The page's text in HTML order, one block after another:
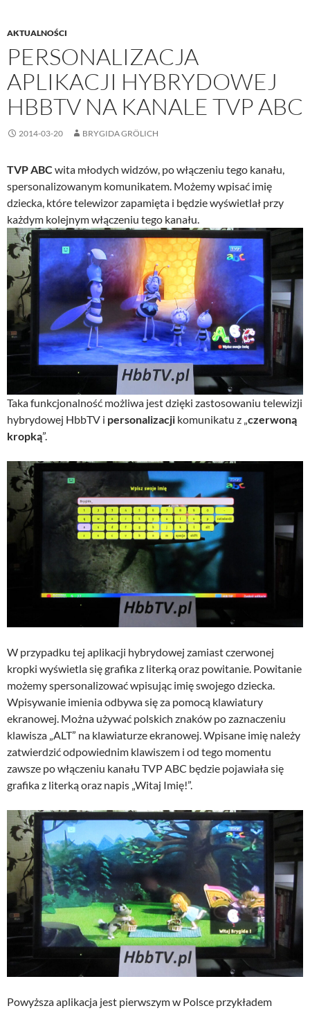
AKTUALNOŚCI
PERSONALIZACJA
APLIKACJI HYBRYDOWEJ
HBBTV NA KANALE TVP ABC
2014-03-20 BRYGIDA GRÖLICH
TVP ABC wita młodych widzów, po włączeniu tego kanału,
spersonalizowanym komunikatem. Możemy wpisać imię
dziecka, które telewizor zapamięta i będzie wyświetlał przy
każdym kolejnym włączeniu tego kanału.
Taka funkcjonalność możliwa jest dzięki zastosowaniu telewizji
hybrydowej HbbTV i personalizacji komunikatu z „ czerwoną
kropką”.
W przypadku tej aplikacji hybrydowej zamiast czerwonej
kropki wyświetla się grafika z literką oraz powitanie. Powitanie
możemy spersonalizować wpisując imię swojego dziecka.
Wpisywanie imienia odbywa się za pomocą klawiatury
ekranowej. Można używać polskich znaków po zaznaczeniu
klawisza „ALT” na klawiaturze ekranowej. Wpisane imię należy
zatwierdzić odpowiednim klawiszem i od tego momentu
zawsze po włączeniu kanału TVP ABC będzie pojawiała się
grafika z literką oraz napis „Witaj Imię!”.
Powyższa aplikacja jest pierwszym w Polsce przykładem